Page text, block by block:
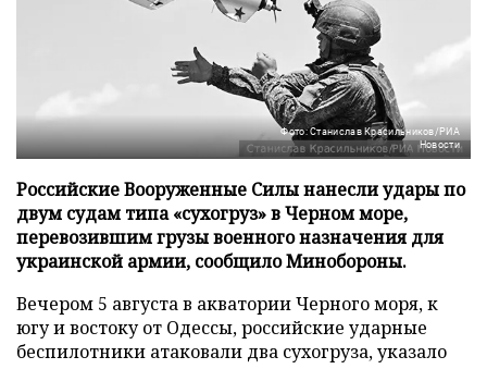
Фото: Станислав Красильников/РИА
Новости
Российские Вооруженные Силы нанесли удары по
двум судам типа «сухогруз» в Черном море,
перевозившим грузы военного назначения для
украинской армии, сообщило Минобороны.
Вечером 5 августа в акватории Черного моря, к
югу и востоку от Одессы, российские ударные
беспилотники атаковали два сухогруза, указало